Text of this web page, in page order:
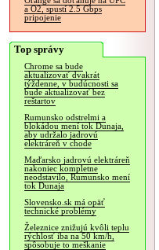
a O2, spustí 2.5 Gbps
pripojenie
Top správy
Chrome sa bude
aktualizovať dvakrát
týždenne, v budúcnosti sa
bude aktualizovať bez
reštartov
Rumunsko odstrelmi a
blokádou mení tok Dunaja,
aby udržalo jadrovú
elektráreň v chode
Maďarsko jadrovú elektráreň
nakoniec kompletne
neodstavilo, Rumunsko mení
tok Dunaja
Slovensko.sk má opäť
technické problémy
Železnice znižujú kvôli teplu
rýchlosť iba na 50 km/h,
spôsobuje to meškanie